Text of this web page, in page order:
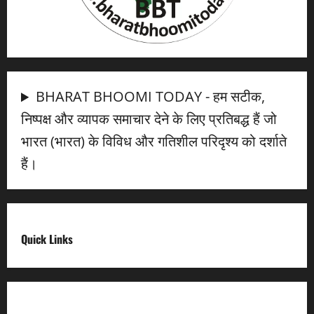
BHARAT BHOOMI TODAY - हम सटीक,
निष्पक्ष और व्यापक समाचार देने के लिए प्रतिबद्ध हैं जो
भारत (भारत) के विविध और गतिशील परिदृश्य को दर्शाते
हैं।
Quick Links